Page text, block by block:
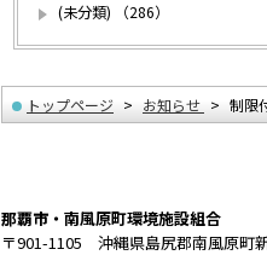
(未分類) （286）
トップページ お知らせ 制限
那覇市・南風原町環境施設組合
〒901-1105 沖縄県島尻郡南風原町